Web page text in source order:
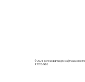
© 2026 por Escalar Negócios | Museu dos
97170-1480